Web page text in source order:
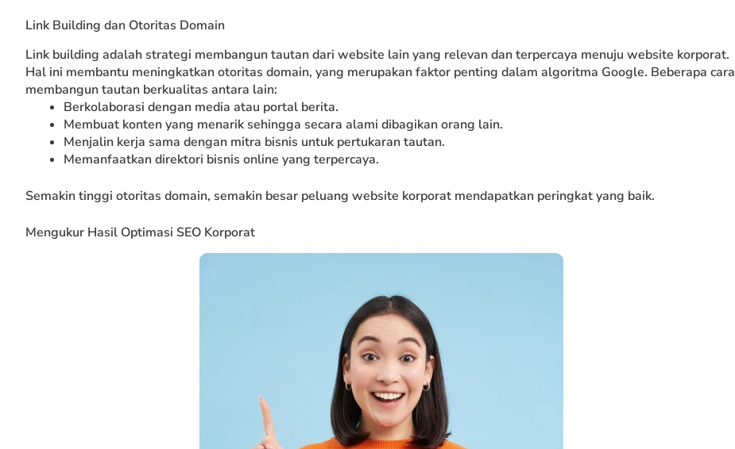
Link Building dan Otoritas Domain
Link building adalah strategi membangun tautan dari website lain yang relevan dan terpercaya menuju website korporat.
Hal ini membantu meningkatkan otoritas domain, yang merupakan faktor penting dalam algoritma Google. Beberapa cara
membangun tautan berkualitas antara lain:
Berkolaborasi dengan media atau portal berita.
Membuat konten yang menarik sehingga secara alami dibagikan orang lain.
Menjalin kerja sama dengan mitra bisnis untuk pertukaran tautan.
Memanfaatkan direktori bisnis online yang terpercaya.
Semakin tinggi otoritas domain, semakin besar peluang website korporat mendapatkan peringkat yang baik.
Mengukur Hasil Optimasi SEO Korporat